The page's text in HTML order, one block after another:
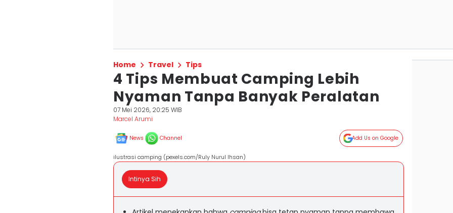
Home Travel Tips
4 Tips Membuat Camping Lebih
Nyaman Tanpa Banyak Peralatan
07 Mei 2026, 20:25 WIB
Marcel Arumi
News Channel Add Us on Google
ilustrasi camping (pexels.com/Ruly Nurul Ihsan)
Intinya Sih